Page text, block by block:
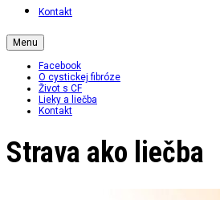
Kontakt
Menu
Facebook
O cystickej fibróze
Život s CF
Lieky a liečba
Kontakt
Strava ako liečba